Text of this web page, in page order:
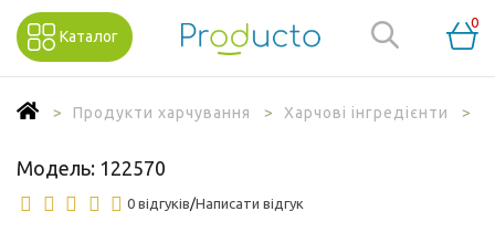
Каталог
0
Продукти харчування Харчові інгредієнти
Модель: 122570
0 відгуків/Написати відгук